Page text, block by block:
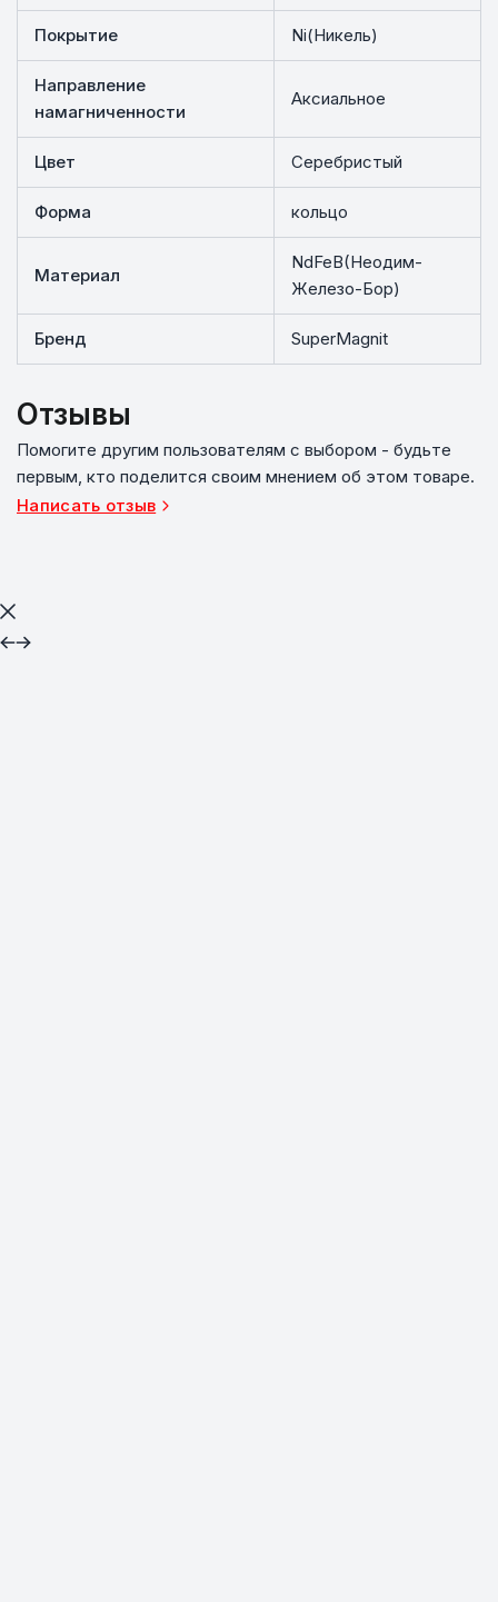
Покрытие Ni(Никель)
Направление
намагниченности
Аксиальное
Цвет Серебристый
Форма кольцо
Материал
NdFeB(Неодим-
Железо-Бор)
Бренд SuperMagnit
Отзывы
Помогите другим пользователям с выбором - будьте
первым, кто поделится своим мнением об этом товаре.
Написать отзыв